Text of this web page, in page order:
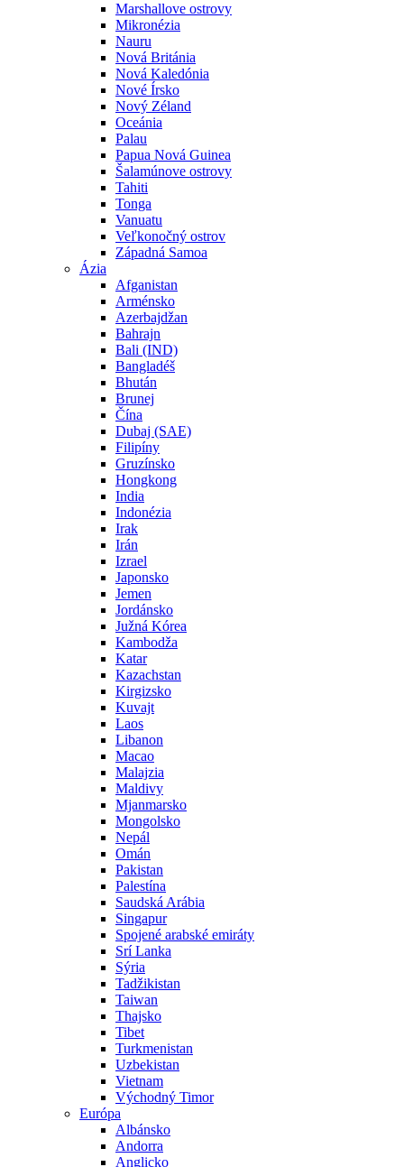
Marshallove ostrovy
Mikronézia
Nauru
Nová Británia
Nová Kaledónia
Nové Írsko
Nový Zéland
Oceánia
Palau
Papua Nová Guinea
Šalamúnove ostrovy
Tahiti
Tonga
Vanuatu
Veľkonočný ostrov
Západná Samoa
Ázia
Afganistan
Arménsko
Azerbajdžan
Bahrajn
Bali (IND)
Bangladéš
Bhután
Brunej
Čína
Dubaj (SAE)
Filipíny
Gruzínsko
Hongkong
India
Indonézia
Irak
Irán
Izrael
Japonsko
Jemen
Jordánsko
Južná Kórea
Kambodža
Katar
Kazachstan
Kirgizsko
Kuvajt
Laos
Libanon
Macao
Malajzia
Maldivy
Mjanmarsko
Mongolsko
Nepál
Omán
Pakistan
Palestína
Saudská Arábia
Singapur
Spojené arabské emiráty
Srí Lanka
Sýria
Tadžikistan
Taiwan
Thajsko
Tibet
Turkmenistan
Uzbekistan
Vietnam
Východný Timor
Európa
Albánsko
Andorra
Anglicko